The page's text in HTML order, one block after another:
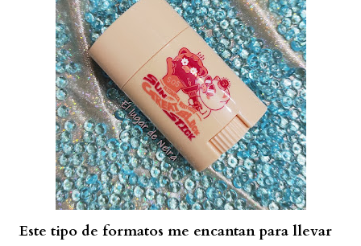
Este tipo de formatos me encantan para llevar